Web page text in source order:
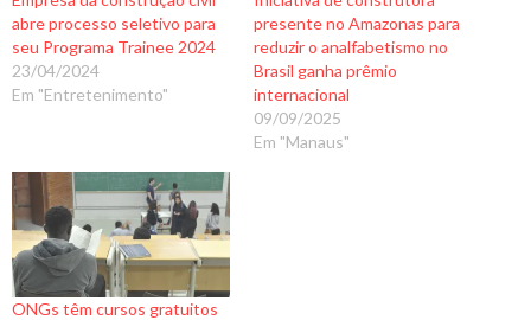
abre processo seletivo para
seu Programa Trainee 2024
23/04/2024
Em "Entretenimento"
presente no Amazonas para
reduzir o analfabetismo no
Brasil ganha prêmio
internacional
09/09/2025
Em "Manaus"
ONGs têm cursos gratuitos